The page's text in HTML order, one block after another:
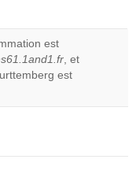
est
, et
est